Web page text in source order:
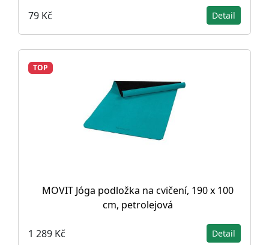
79 Kč Detail
TOP
MOVIT Jóga podložka na cvičení, 190 x 100
cm, petrolejová
1 289 Kč Detail